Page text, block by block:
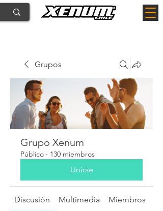
Grupos
Grupo Xenum
Público · 130 miembros
Unirse
Discusión Multimedia Miembros